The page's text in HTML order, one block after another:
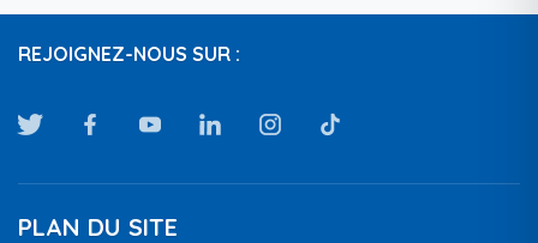
REJOIGNEZ-NOUS SUR :
PLAN DU SITE